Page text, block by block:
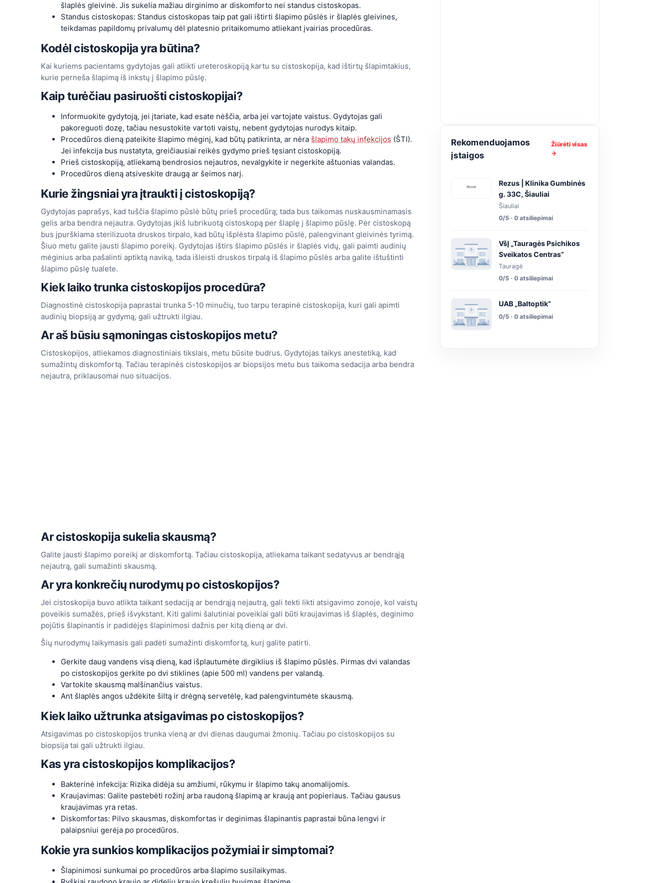
šlaplės gleivinė. Jis sukelia mažiau dirginimo ar diskomforto nei standus cistoskopas.
Standus cistoskopas: Standus cistoskopas taip pat gali ištirti šlapimo pūslės ir šlaplės gleivines,
teikdamas papildomų privalumų dėl platesnio pritaikomumo atliekant įvairias procedūras.
Kodėl cistoskopija yra būtina?
Kai kuriems pacientams gydytojas gali atlikti ureteroskopiją kartu su cistoskopija, kad ištirtų šlapimtakius,
kurie perneša šlapimą iš inkstų į šlapimo pūslę.
Kaip turėčiau pasiruošti cistoskopijai?
Informuokite gydytoją, jei įtariate, kad esate nėščia, arba jei vartojate vaistus. Gydytojas gali
pakoreguoti dozę, tačiau nesustokite vartoti vaistų, nebent gydytojas nurodys kitaip.
Procedūros dieną pateikite šlapimo mėginį, kad būtų patikrinta, ar nėra šlapimo takų infekcijos (ŠTI).
Jei infekcija bus nustatyta, greičiausiai reikės gydymo prieš tęsiant cistoskopiją.
Prieš cistoskopiją, atliekamą bendrosios nejautros, nevalgykite ir negerkite aštuonias valandas.
Procedūros dieną atsiveskite draugą ar šeimos narį.
Kurie žingsniai yra įtraukti į cistoskopiją?
Gydytojas paprašys, kad tuščia šlapimo pūslė būtų prieš procedūrą; tada bus taikomas nuskausminamasis
gelis arba bendra nejautra. Gydytojas įkiš lubrikuotą cistoskopą per šlaplę į šlapimo pūslę. Per cistoskopą
bus įpurškiama sterilizuota druskos tirpalo, kad būtų išplėsta šlapimo pūslė, palengvinant gleivinės tyrimą.
Šiuo metu galite jausti šlapimo poreikį. Gydytojas ištirs šlapimo pūslės ir šlaplės vidų, gali paimti audinių
mėginius arba pašalinti aptiktą naviką, tada išleisti druskos tirpalą iš šlapimo pūslės arba galite ištuštinti
šlapimo pūslę tualete.
Kiek laiko trunka cistoskopijos procedūra?
Diagnostinė cistoskopija paprastai trunka 5-10 minučių, tuo tarpu terapinė cistoskopija, kuri gali apimti
audinių biopsiją ar gydymą, gali užtrukti ilgiau.
Ar aš būsiu sąmoningas cistoskopijos metu?
Cistoskopijos, atliekamos diagnostiniais tikslais, metu būsite budrus. Gydytojas taikys anestetiką, kad
sumažintų diskomfortą. Tačiau terapinės cistoskopijos ar biopsijos metu bus taikoma sedacija arba bendra
nejautra, priklausomai nuo situacijos.
Ar cistoskopija sukelia skausmą?
Galite jausti šlapimo poreikį ar diskomfortą. Tačiau cistoskopija, atliekama taikant sedatyvus ar bendrąją
nejautrą, gali sumažinti skausmą.
Ar yra konkrečių nurodymų po cistoskopijos?
Jei cistoskopija buvo atlikta taikant sedaciją ar bendrąją nejautrą, gali tekti likti atsigavimo zonoje, kol vaistų
poveikis sumažės, prieš išvykstant. Kiti galimi šalutiniai poveikiai gali būti kraujavimas iš šlaplės, deginimo
pojūtis šlapinantis ir padidėjęs šlapinimosi dažnis per kitą dieną ar dvi.
Šių nurodymų laikymasis gali padėti sumažinti diskomfortą, kurį galite patirti.
Gerkite daug vandens visą dieną, kad išplautumėte dirgiklius iš šlapimo pūslės. Pirmas dvi valandas
po cistoskopijos gerkite po dvi stiklines (apie 500 ml) vandens per valandą.
Vartokite skausmą malšinančius vaistus.
Ant šlaplės angos uždėkite šiltą ir drėgną servetėlę, kad palengvintumėte skausmą.
Kiek laiko užtrunka atsigavimas po cistoskopijos?
Atsigavimas po cistoskopijos trunka vieną ar dvi dienas daugumai žmonių. Tačiau po cistoskopijos su
biopsija tai gali užtrukti ilgiau.
Kas yra cistoskopijos komplikacijos?
Bakterinė infekcija: Rizika didėja su amžiumi, rūkymu ir šlapimo takų anomalijomis.
Kraujavimas: Galite pastebėti rožinį arba raudoną šlapimą ar kraują ant popieriaus. Tačiau gausus
kraujavimas yra retas.
Diskomfortas: Pilvo skausmas, diskomfortas ir deginimas šlapinantis paprastai būna lengvi ir
palaipsniui gerėja po procedūros.
Kokie yra sunkios komplikacijos požymiai ir simptomai?
Šlapinimosi sunkumai po procedūros arba šlapimo susilaikymas.
Rekomenduojamos
įstaigos
Žiūrėti visas
→
Rezus | Klinika Gumbinės
g. 33C, Šiauliai
Šiauliai
0/5 · 0 atsiliepimai
VšĮ „Tauragės Psichikos
Sveikatos Centras”
Tauragė
0/5 · 0 atsiliepimai
UAB „Baltoptik”
0/5 · 0 atsiliepimai